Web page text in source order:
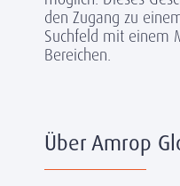
den Zugang zu
Suchfeld mit einem
Bereichen.
Über Amrop